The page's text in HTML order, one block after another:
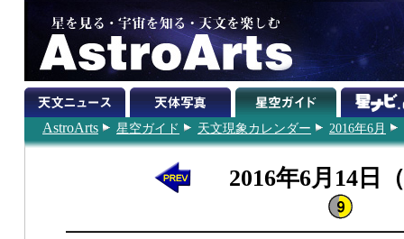
AstroArts 星空ガイド 天文現象カレンダー 2016年6月
2016年6月14日